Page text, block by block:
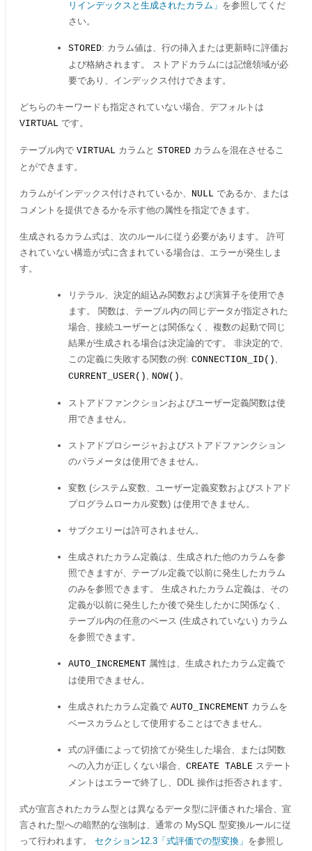
リインデックスと生成されたカラム」 を参照してくだ
さい。
STORED: カラム値は、行の挿入または更新時に評価お
よび格納されます。 ストアドカラムには記憶領域が必
要であり、インデックス付けできます。
どちらのキーワードも指定されていない場合、デフォルトは
VIRTUAL です。
テーブル内で VIRTUAL カラムと STORED カラムを混在させるこ
とができます。
カラムがインデックス付けされているか、 NULL であるか、または
コメントを提供できるかを示す他の属性を指定できます。
生成されるカラム式は、次のルールに従う必要があります。 許可
されていない構造が式に含まれている場合は、エラーが発生しま
す。
リテラル、決定的組込み関数および演算子を使用でき
ます。 関数は、テーブル内の同じデータが指定された
場合、接続ユーザーとは関係なく、複数の起動で同じ
結果が生成される場合は決定論的です。 非決定的で、
この定義に失敗する関数の例: CONNECTION_ID() ,
CURRENT_USER() , NOW() 。
ストアドファンクションおよびユーザー定義関数は使
用できません。
ストアドプロシージャおよびストアドファンクション
のパラメータは使用できません。
変数 (システム変数、ユーザー定義変数およびストアド
プログラムローカル変数) は使用できません。
サブクエリーは許可されません。
生成されたカラム定義は、生成された他のカラムを参
照できますが、テーブル定義で以前に発生したカラム
のみを参照できます。 生成されたカラム定義は、その
定義が以前に発生したか後で発生したかに関係なく、
テーブル内の任意のベース (生成されていない) カラム
を参照できます。
AUTO_INCREMENT 属性は、生成されたカラム定義で
は使用できません。
生成されたカラム定義で AUTO_INCREMENT カラムを
ベースカラムとして使用することはできません。
式の評価によって切捨てが発生した場合、または関数
への入力が正しくない場合、 CREATE TABLE ステート
メントはエラーで終了し、DDL 操作は拒否されます。
式が宣言されたカラム型とは異なるデータ型に評価された場合、宣
言された型への暗黙的な強制は、通常の MySQL 型変換ルールに従
って行われます。 セクション12.3「式評価での型変換」 を参照し